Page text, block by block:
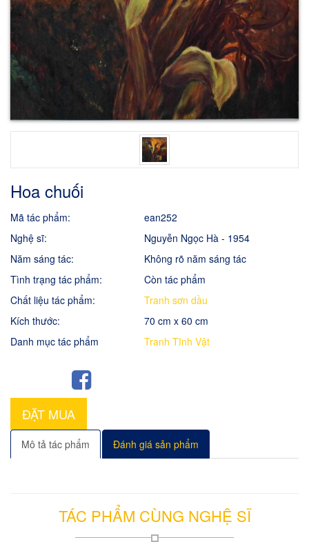
Hoa chuối
Mã tác phẩm:
ean252
Nghệ sĩ:
Nguyễn Ngọc Hà - 1954
Năm sáng tác:
Không rõ năm sáng tác
Tình trạng tác phẩm:
Còn tác phẩm
Chất liệu tác phẩm:
Tranh sơn dầu
Kích thước:
70 cm x 60 cm
Danh mục tác phẩm
Tranh Tĩnh Vật
ĐẶT MUA
Mô tả tác phẩm Đánh giá sản phẩm
TÁC PHẨM CÙNG NGHỆ SĨ